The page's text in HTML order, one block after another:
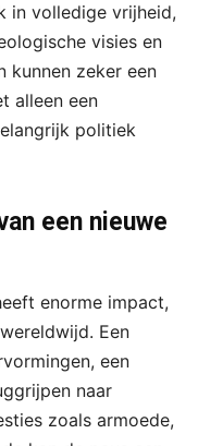
in volledige vrijheid,
visies en
kunnen zeker een
alleen een
politiek
een nieuwe
enorme impact,
Een
een
naar
zoals armoede,